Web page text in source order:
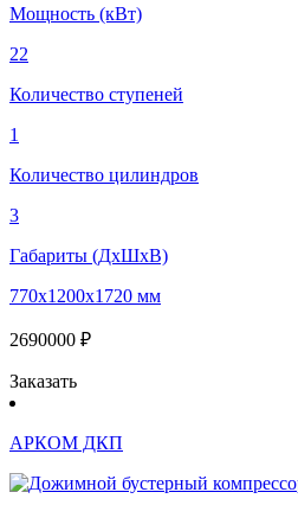
Мощность (кВт)
22
Количество ступеней
1
Количество цилиндров
3
Габариты (ДхШхВ)
770х1200х1720 мм
2690000 ₽
Заказать
АРКОМ ДКП